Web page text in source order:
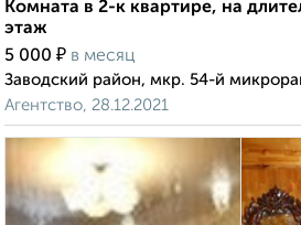
Комната в 2-к квартире, на
этаж
5 000 ₽ в месяц
Заводский район, мкр. 54-й
Агентство, 28.12.2021